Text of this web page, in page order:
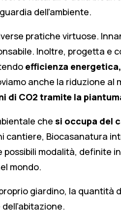
dell’ambiente.
pratiche virtuose.
Inoltre, progetta e
efficienza
anche la riduzione al
di CO2 tramite la
che si occupa del
cantiere, Biocasanatura
possibili modalità, definite
mondo.
giardino, la quantità